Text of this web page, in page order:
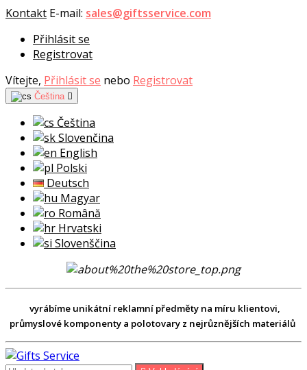
Kontakt E-mail: sales@giftsservice.com
Přihlásit se
Registrovat
Vítejte, Přihlásit se nebo Registrovat
Čeština 
Čeština
Slovenčina
English
Polski
Deutsch
Magyar
Română
Hrvatski
Slovenščina
vyrábíme unikátní reklamní předměty na míru klientovi,
průmyslové komponenty a polotovary z nejrůznějších materiálů